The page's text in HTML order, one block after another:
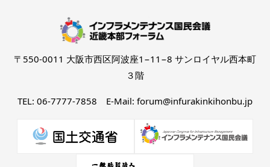
〒550-0011 大阪市西区阿波座1−11−8 サンロイヤル西本町
３階
TEL: 06-7777-7858 E-Mail: forum@infurakinkihonbu.jp